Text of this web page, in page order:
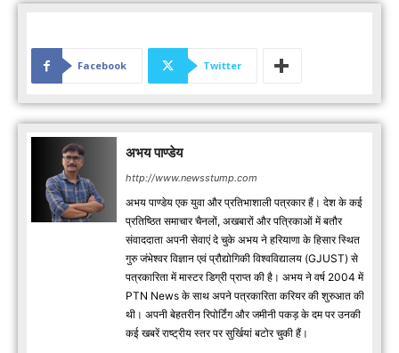
Facebook Twitter
अभय पाण्डेय
http://www.newsstump.com
अभय पाण्डेय एक युवा और प्रतिभाशाली पत्रकार हैं। देश के कई
प्रतिष्ठित समाचार चैनलों, अखबारों और पत्रिकाओं में बतौर
संवाददाता अपनी सेवाएं दे चुके अभय ने हरियाणा के हिसार स्थित
गुरु जंभेश्वर विज्ञान एवं प्रौद्योगिकी विश्वविद्यालय (GJUST) से
पत्रकारिता में मास्टर डिग्री प्राप्त की है। अभय ने वर्ष 2004 में
PTN News के साथ अपने पत्रकारिता करियर की शुरुआत की
थी। अपनी बेहतरीन रिपोर्टिंग और जमीनी पकड़ के दम पर उनकी
कई खबरें राष्ट्रीय स्तर पर सुर्खियां बटोर चुकी हैं।